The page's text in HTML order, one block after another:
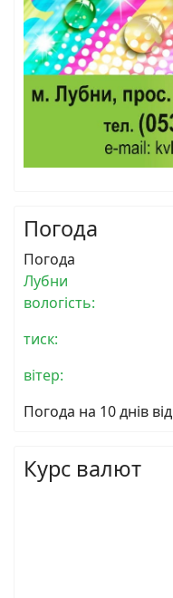
Погода
Погода
Лубни
вологість:
тиск:
вітер:
Погода на 10 днів від
Курс валют